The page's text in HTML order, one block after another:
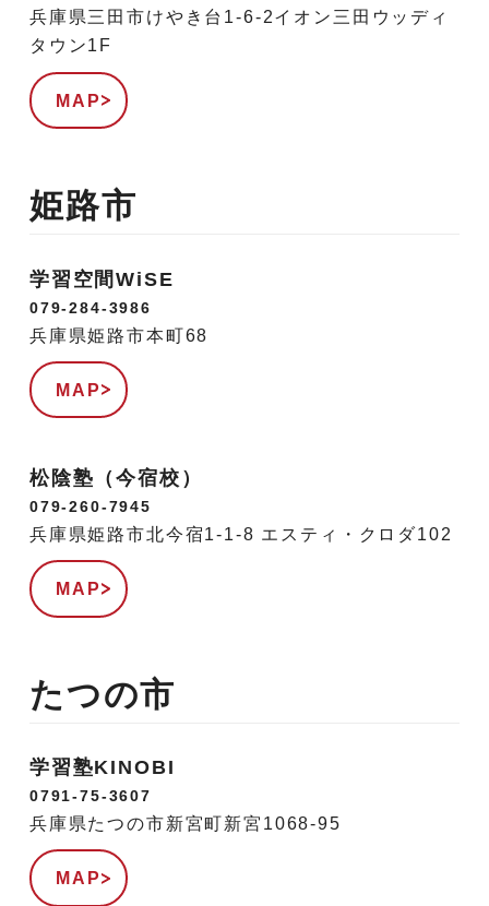
兵庫県三田市けやき台1-6-2イオン三田ウッディ
タウン1F
MAP
姫路市
学習空間WiSE
079-284-3986
兵庫県姫路市本町68
MAP
松陰塾（今宿校）
079-260-7945
兵庫県姫路市北今宿1-1-8 エスティ・クロダ102
MAP
たつの市
学習塾KINOBI
0791-75-3607
兵庫県たつの市新宮町新宮1068-95
MAP